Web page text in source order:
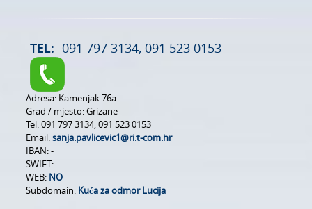
TEL: 091 797 3134, 091 523 0153
Adresa: Kamenjak 76a
Grad / mjesto:Grizane
Tel:091 797 3134, 091 523 0153
Email:sanja.pavlicevic1@ri.t-com.hr
IBAN:-
SWIFT:-
WEB: NO
Subdomain: Kuća za odmor Lucija